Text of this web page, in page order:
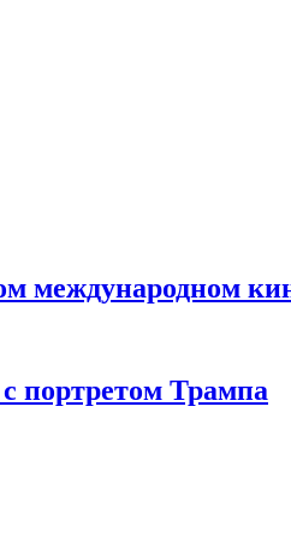
международном
портретом Трампа